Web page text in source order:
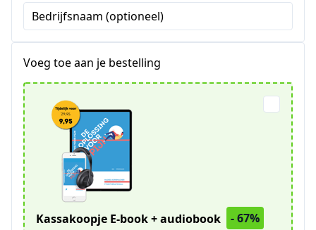
Bedrijfsnaam (optioneel)
Voeg toe aan je bestelling
Kassakoopje E-book + audiobook
- 67%